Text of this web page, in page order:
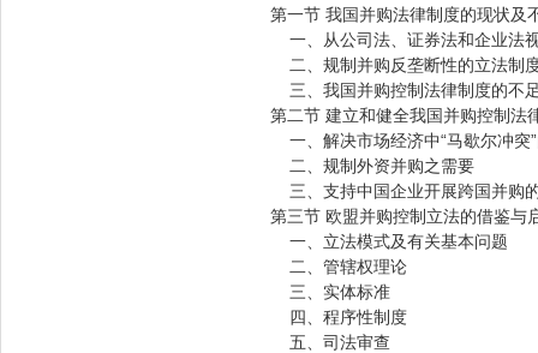
第一节 我国并购法律制度的现状及
一、从公司法、证券法和企业法视
二、规制并购反垄断性的立法制
三、我国并购控制法律制度的不
第二节 建立和健全我国并购控制法
一、解决市场经济中“马歇尔冲突”
二、规制外资并购之需要
三、支持中国企业开展跨国并购
第三节 欧盟并购控制立法的借鉴与
一、立法模式及有关基本问题
二、管辖权理论
三、实体标准
四、程序性制度
五、司法审查